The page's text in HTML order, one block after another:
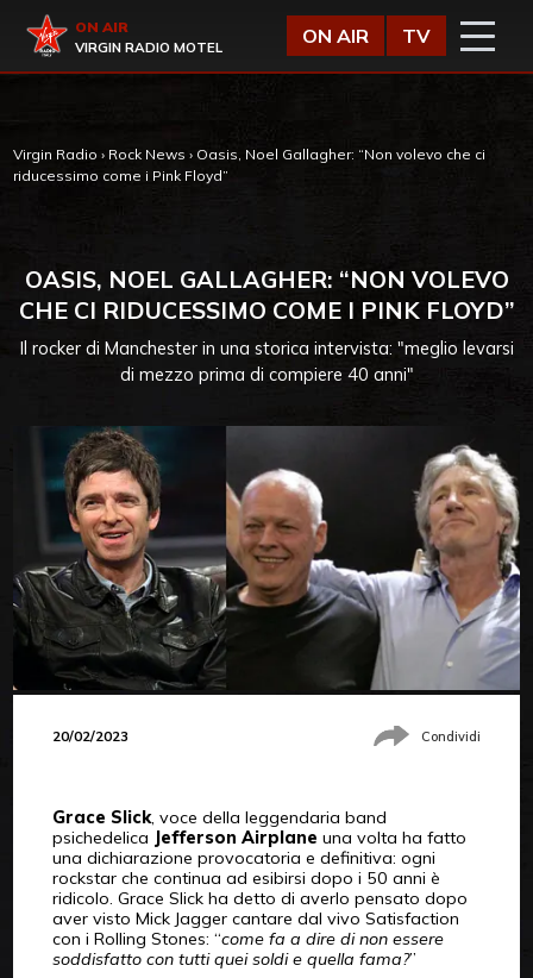
Virgin Radio
ON AIR
VIRGIN RADIO MOTEL
ON AIR TV
Virgin Radio › Rock News › Oasis, Noel Gallagher: “Non volevo che ci
riducessimo come i Pink Floyd”
OASIS, NOEL GALLAGHER: “NON VOLEVO
CHE CI RIDUCESSIMO COME I PINK FLOYD”
Il rocker di Manchester in una storica intervista: "meglio levarsi
di mezzo prima di compiere 40 anni"
20/02/2023 Condividi
Grace Slick, voce della leggendaria band
psichedelica
Jefferson Airplane una volta ha fatto
una dichiarazione provocatoria e definitiva: ogni
rockstar che continua ad esibirsi dopo i 50 anni è
ridicolo. Grace Slick ha detto di averlo pensato dopo
aver visto Mick Jagger cantare dal vivo Satisfaction
con i Rolling Stones: “come fa a dire di non essere
soddisfatto con tutti quei soldi e quella fama?”